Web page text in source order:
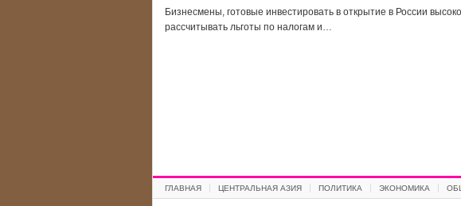
Бизнесмены, готовые инвестировать в открытие в России
рассчитывать льготы по налогам и…
ГЛАВНАЯ ЦЕНТРАЛЬНАЯ АЗИЯ ПОЛИТИКА ЭКОНОМИКА